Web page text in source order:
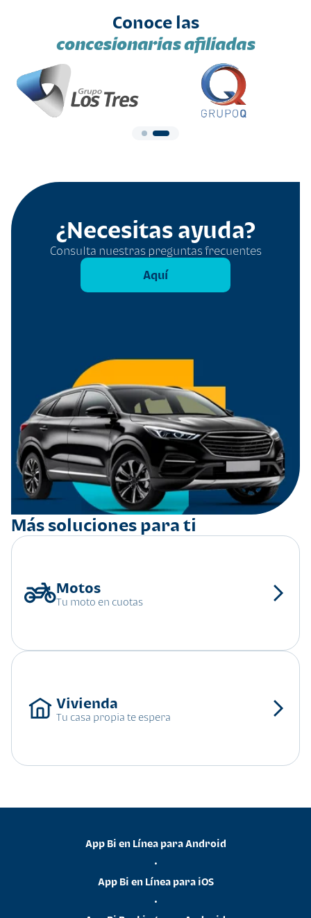
Conoce las
concesionarias afiliadas
¿Necesitas ayuda?
Consulta nuestras preguntas frecuentes
Aquí
Más soluciones para ti
Tu moto en cuotas
Tu casa propia te espera
App Bi en Línea para Android
•
App Bi en Línea para iOS
•